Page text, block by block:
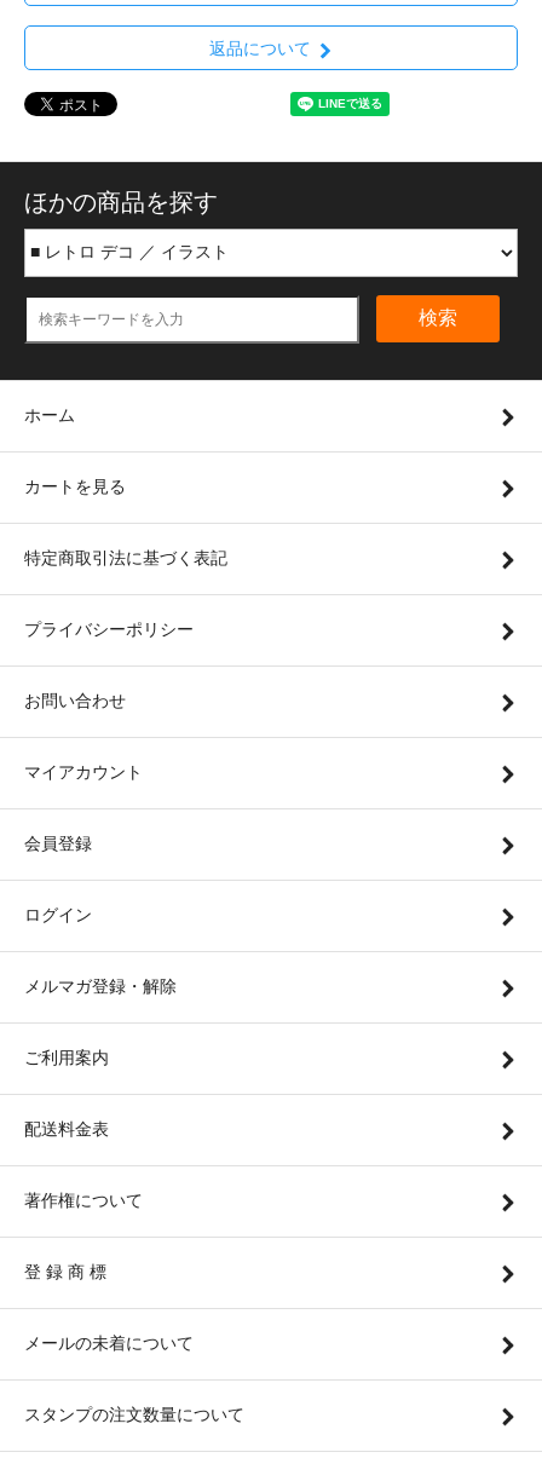
返品について
ほかの商品を探す
検索
ホーム
カートを見る
特定商取引法に基づく表記
プライバシーポリシー
お問い合わせ
マイアカウント
会員登録
ログイン
メルマガ登録・解除
ご利用案内
配送料金表
著作権について
登 録 商 標
メールの未着について
スタンプの注文数量について